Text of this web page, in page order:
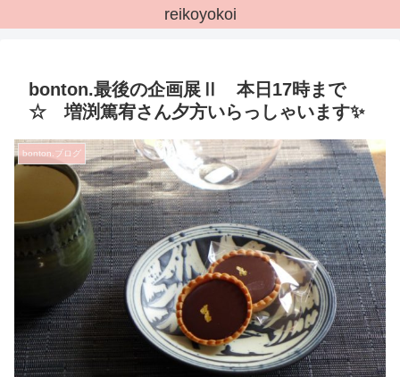
reikoyokoi
bonton.最後の企画展Ⅱ 本日17時まで
☆ 増渕篤宥さん夕方いらっしゃいます✨
bonton.ブログ